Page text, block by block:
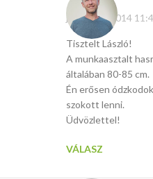
január 16, 2014
Tisztelt László!
A munkaasztalt
általában 80-85 cm.
Én erősen
szokott lenni.
Üdvözlettel!
VÁLASZ